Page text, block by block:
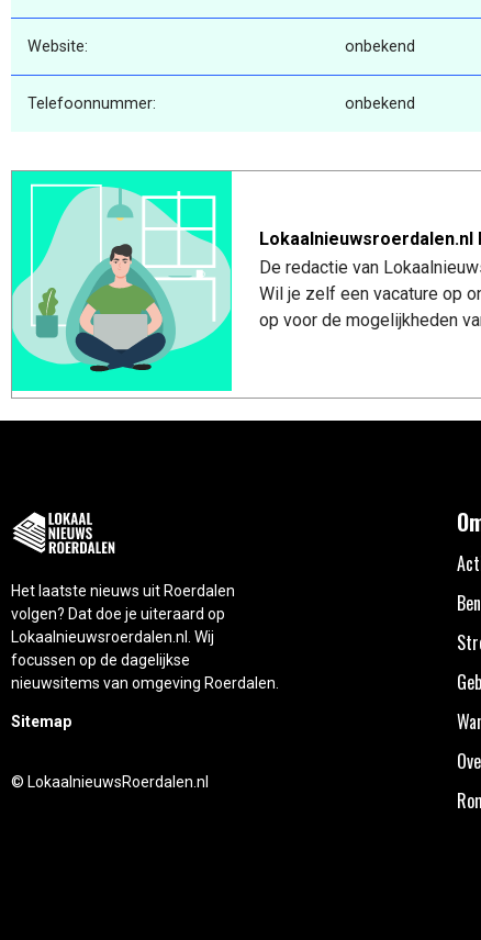
Website: onbekend
Telefoonnummer: onbekend
Lokaalnieuwsroerdalen.nl
De redactie van
Wil je zelf een vacature op
op voor de mogelijkheden
Het laatste nieuws uit Roerdalen
volgen? Dat doe je uiteraard op
Lokaalnieuwsroerdalen.nl. Wij
focussen op de dagelijkse
nieuwsitems van omgeving Roerdalen.
Sitemap
© LokaalnieuwsRoerdalen.nl